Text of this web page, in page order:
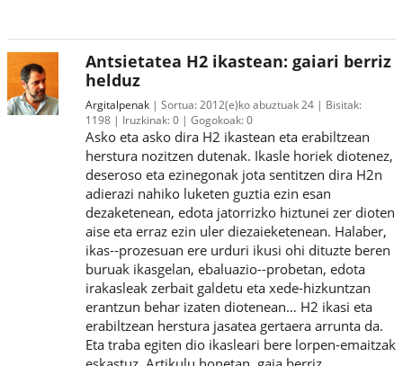
Antsietatea H2 ikastean: gaiari berriz
helduz
Argitalpenak Sortua:2012(e)ko abuztuak 24
Bisitak:
1198
Iruzkinak:0 Gogokoak:0
Asko eta asko dira H2 ikastean eta erabiltzean
herstura nozitzen dutenak. Ikasle horiek diotenez,
deseroso eta ezinegonak jota sentitzen dira H2n
adierazi nahiko luketen guztia ezin esan
dezaketenean, edota jatorrizko hiztunei zer dioten
aise eta erraz ezin uler diezaieketenean. Halaber,
ikas--prozesuan ere urduri ikusi ohi dituzte beren
buruak ikasgelan, ebaluazio--probetan, edota
irakasleak zerbait galdetu eta xede-hizkuntzan
erantzun behar izaten diotenean… H2 ikasi eta
erabiltzean herstura jasatea gertaera arrunta da.
Eta traba egiten dio ikasleari bere lorpen-emaitzak